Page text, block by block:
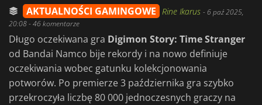
AKTUALNOŚCI GAMINGOWE Rine Ikarus -6 paź 2025,
20:08- 46 komentarze
Długo oczekiwana gra Digimon Story: Time Stranger
od Bandai Namco bije rekordy i na nowo definiuje
oczekiwania wobec gatunku kolekcjonowania
potworów. Po premierze 3 października gra szybko
przekroczyła liczbę 80 000 jednoczesnych graczy na